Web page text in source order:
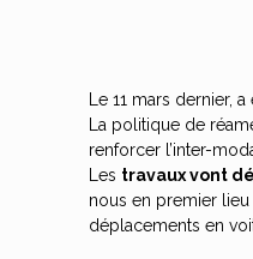
Le 11 mars dernier,
La politique de
renforcer l’inter-
Les travaux vont
nous en premier
déplacements en